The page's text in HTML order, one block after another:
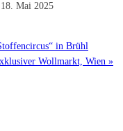
18. Mai 2025
in Brühl
Wollmarkt, Wien »